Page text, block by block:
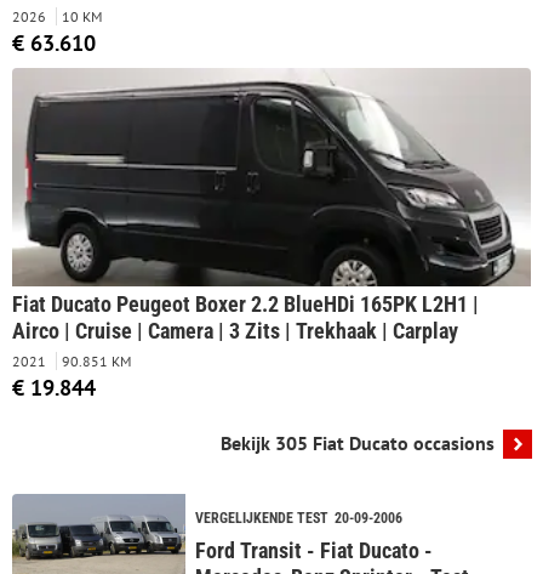
2026 10 KM
€ 63.610
Fiat Ducato Peugeot Boxer 2.2 BlueHDi 165PK L2H1 |
Airco | Cruise | Camera | 3 Zits | Trekhaak | Carplay
2021 90.851 KM
€ 19.844
Bekijk 305 Fiat Ducato occasions
VERGELIJKENDE TEST 20-09-2006
Ford Transit - Fiat Ducato -